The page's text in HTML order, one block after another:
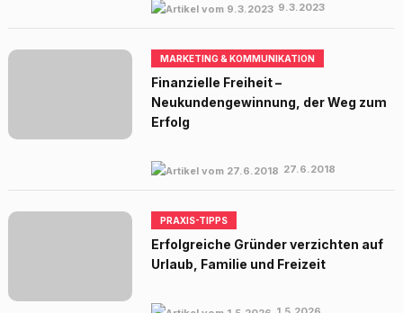
9.3.2023
MARKETING & KOMMUNIKATION
Finanzielle Freiheit –
Neukundengewinnung, der Weg zum
Erfolg
27.6.2018
PRAXIS-TIPPS
Erfolgreiche Gründer verzichten auf
Urlaub, Familie und Freizeit